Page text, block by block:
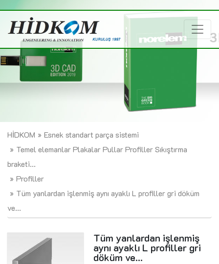
HİDKOM
Esnek standart parça sistemi
Temel elemanlar Plakalar Pullar Profiller Sıkıştırma
braketi...
Profiller
Tüm yanlardan işlenmiş aynı ayaklı L profiller gri döküm
ve...
Tüm yanlardan işlenmiş
aynı ayaklı L profiller gri
döküm ve...